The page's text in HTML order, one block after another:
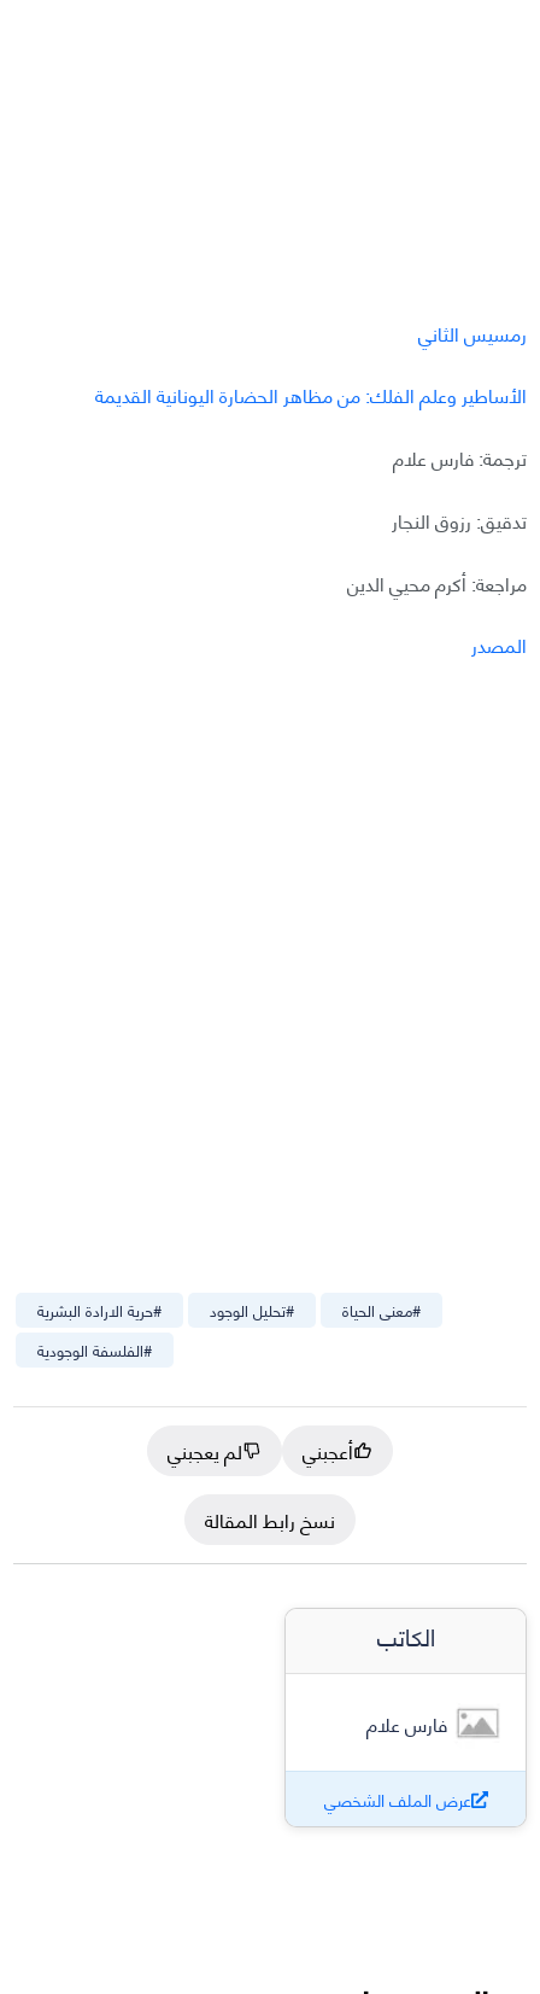
رمسيس الثاني
الأساطير وعلم الفلك: من مظاهر الحضارة اليونانية القديمة
ترجمة: فارس علام
تدقيق: رزوق النجار
مراجعة: أكرم محيي الدين
المصدر
#حرية الارادة البشرية #تحليل الوجود #معنى الحياة
#الفلسفة الوجودية
أعجبني
لم يعجبني
نسخ رابط المقالة
الكاتب
فارس علام
عرض الملف الشخصي